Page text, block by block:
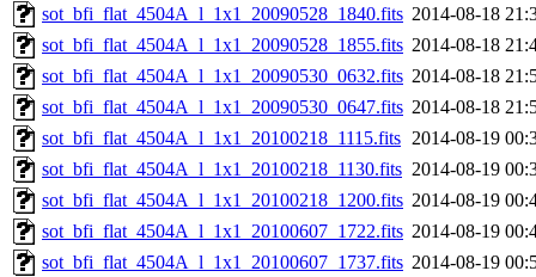
sot_bfi_flat_4504A_l_1x1_20090528_1840.fits 2014-08-18
sot_bfi_flat_4504A_l_1x1_20090528_1855.fits 2014-08-18
sot_bfi_flat_4504A_l_1x1_20090530_0632.fits 2014-08-18
sot_bfi_flat_4504A_l_1x1_20090530_0647.fits 2014-08-18
sot_bfi_flat_4504A_l_1x1_20100218_1115.fits 2014-08-19
sot_bfi_flat_4504A_l_1x1_20100218_1130.fits 2014-08-19
sot_bfi_flat_4504A_l_1x1_20100218_1200.fits 2014-08-19
sot_bfi_flat_4504A_l_1x1_20100607_1722.fits 2014-08-19
sot_bfi_flat_4504A_l_1x1_20100607_1737.fits 2014-08-19